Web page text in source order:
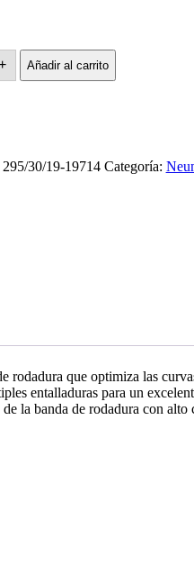
Añadir al carrito
30/19-19714 Categoría:
rodadura que optimiza las
entalladuras para un
la banda de rodadura con